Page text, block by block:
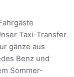
Taxi-Transfer
gänze aus
Benz und
Sommer-